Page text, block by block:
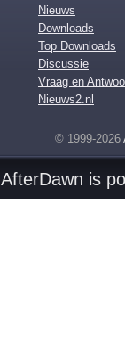
Nieuws
Downloads
Top Downloads
Discussie
Vraag en
Nieuws2.nl
© 1999-2026
AfterDawn is